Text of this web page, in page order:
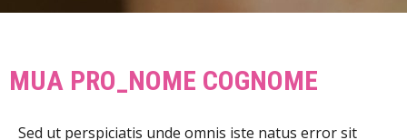
MUA PRO_NOME COGNOME
Sed ut perspiciatis unde omnis iste natus error sit